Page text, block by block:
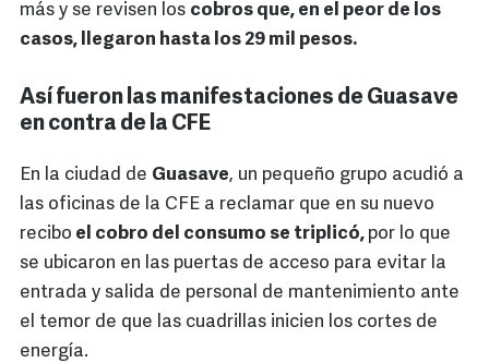
más y se revisen los cobros que, en el peor de los
casos, llegaron hasta los 29 mil pesos.
Así fueron las manifestaciones de Guasave
en contra de la CFE
En la ciudad de Guasave, un pequeño grupo acudió a
las oficinas de la CFE a reclamar que en su nuevo
recibo el cobro del consumo se triplicó, por lo que
se ubicaron en las puertas de acceso para evitar la
entrada y salida de personal de mantenimiento ante
el temor de que las cuadrillas inicien los cortes de
energía.